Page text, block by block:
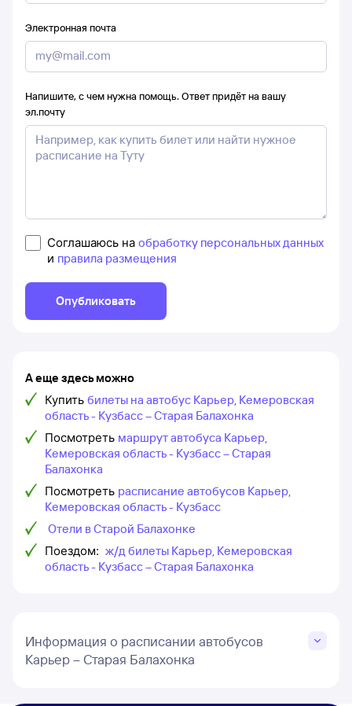
Электронная почта
Напишите, с чем нужна помощь. Ответ придёт на вашу
эл.почту
Соглашаюсь на обработку персональных данных
и правила размещения
Опубликовать
А еще здесь можно
Купить билеты на автобус Карьер, Кемеровская
область - Кузбасс – Старая Балахонка
Посмотреть маршрут автобуса Карьер,
Кемеровская область - Кузбасс – Старая
Балахонка
Посмотреть расписание автобусов Карьер,
Кемеровская область - Кузбасс
Отели в Старой Балахонке
Поездом: ж/д билеты Карьер, Кемеровская
область - Кузбасс – Старая Балахонка
Информация о расписании автобусов
Карьер – Старая Балахонка